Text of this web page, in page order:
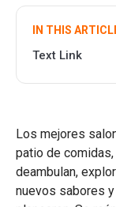
IN THIS
Text Link
Los mejores
patio de
deambulan,
nuevos sabores